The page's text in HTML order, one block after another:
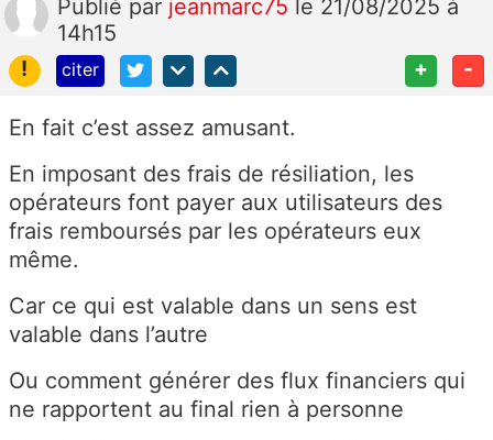
Publié par jeanmarc75 le 21/08/2025 à
14h15
!
citer + -
En fait c’est assez amusant.
En imposant des frais de résiliation, les
opérateurs font payer aux utilisateurs des
frais remboursés par les opérateurs eux
même.
Car ce qui est valable dans un sens est
valable dans l’autre
Ou comment générer des flux financiers qui
ne rapportent au final rien à personne